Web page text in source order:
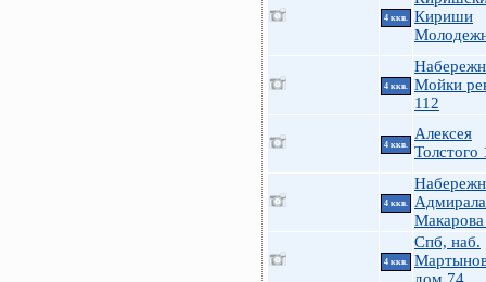
4 ккв.
Кириши
4 ккв.
Мойки
112
4 ккв.
Алексея
Толстого
4 ккв.
Адмирала
4 ккв.
Спб, наб.